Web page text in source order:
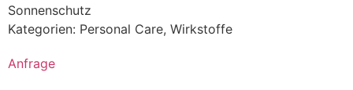
Sonnenschutz
Kategorien: Personal Care, Wirkstoffe
Anfrage